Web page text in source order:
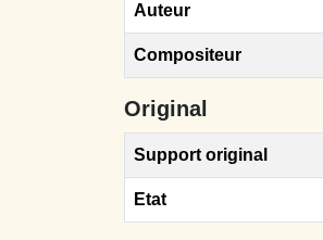
Auteur
Compositeur
Original
Support original
Etat